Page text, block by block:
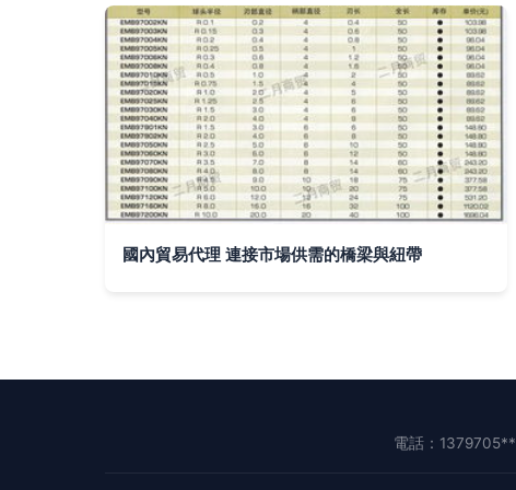
國內貿易代理 連接市場供需的橋梁與紐帶
電話：1379705**